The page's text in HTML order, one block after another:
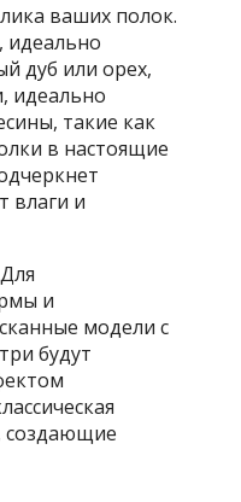
ваших полок.
идеально
дуб или орех,
идеально
такие как
в настоящие
влаги и
и
модели с
будут
создающие